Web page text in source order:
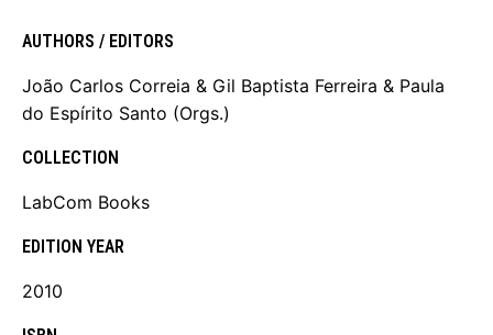
AUTHORS / EDITORS
João Carlos Correia & Gil Baptista Ferreira & Paula
do Espírito Santo (Orgs.)
COLLECTION
LabCom Books
EDITION YEAR
2010